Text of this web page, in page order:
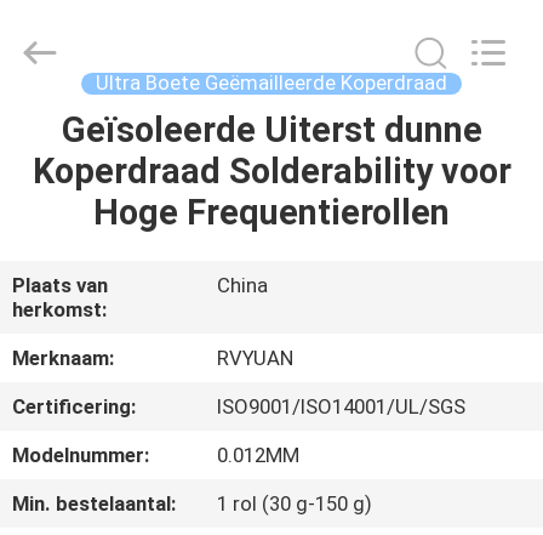
HUIS
PRODUCTEN
VIDEOS
ONGEVEER
ONS
Material
Co,.Ltd.
Ultra Boete Geëmailleerde Koperdraad
Geïsoleerde Uiterst dunne
Koperdraad Solderability voor
Hoge Frequentierollen
Plaats van
herkomst:
China
Merknaam:
RVYUAN
Certificering:
ISO9001/ISO14001/UL/SGS
Modelnummer:
0.012MM
Min. bestelaantal:
1 rol (30 g-150 g)